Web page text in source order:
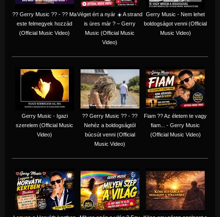
?? Gerry Music ?? - ?? Ma
este felmegyek hozzád
(Official Music Video)
Véget ért a nyár ☀️ A strand
is üres már ? – Gerry
Music (Official Music
Video)
Gerry Music - Nem lehet
boldogságot venni (Official
Music Video)
Gerry Music - Igazi
szerelem (Official Music
Video)
?? Gerry Music ?? - ??
Nehéz a boldogságtól
búcsút venni (Official
Music Video)
Fiam ?‍? Az életem te vagy
fiam... - Gerry Music
(Official Music Video)